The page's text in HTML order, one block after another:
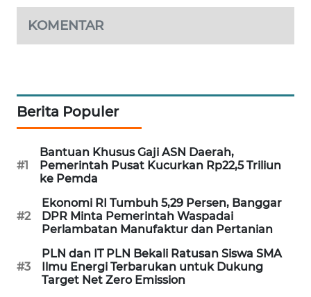
KOMENTAR
Berita Populer
#1
Bantuan Khusus Gaji ASN Daerah,
Pemerintah Pusat Kucurkan Rp22,5 Triliun
ke Pemda
#2
Ekonomi RI Tumbuh 5,29 Persen, Banggar
DPR Minta Pemerintah Waspadai
Perlambatan Manufaktur dan Pertanian
#3
PLN dan IT PLN Bekali Ratusan Siswa SMA
Ilmu Energi Terbarukan untuk Dukung
Target Net Zero Emission
NEWS
JURNAL
MARITIM
HUMBANG
NEWS
GARONGGANG
NEWS
FISUELRI
ID